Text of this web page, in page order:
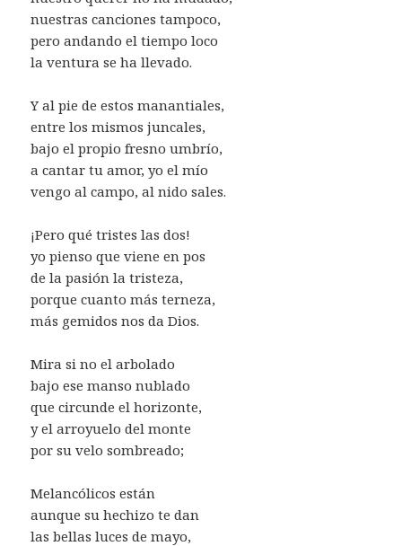
nuestras canciones tampoco,
pero andando el tiempo loco
la ventura se ha llevado.
Y al pie de estos manantiales,
entre los mismos juncales,
bajo el propio fresno umbrío,
a cantar tu amor, yo el mío
vengo al campo, al nido sales.
¡Pero qué tristes las dos!
yo pienso que viene en pos
de la pasión la tristeza,
porque cuanto más terneza,
más gemidos nos da Dios.
Mira si no el arbolado
bajo ese manso nublado
que circunde el horizonte,
y el arroyuelo del monte
por su velo sombreado;
Melancólicos están
aunque su hechizo te dan
las bellas luces de mayo,